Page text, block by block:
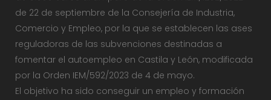
de 22 de septiembre de la Consejería de Industria,
Comercio y Empleo, por la que se establecen las ases
reguladoras de las subvenciones destinadas a
fomentar el autoempleo en Castila y León, modificada
por la Orden IEM/592/2023 de 4 de mayo.
El objetivo ha sido conseguir un empleo y formación